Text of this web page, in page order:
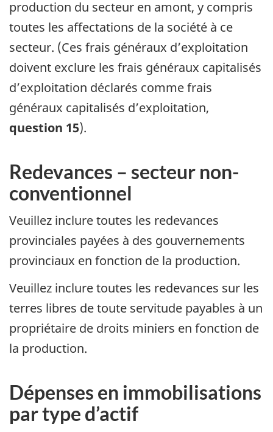
production du secteur en amont, y compris
toutes les affectations de la société à ce
secteur. (Ces frais généraux d’exploitation
doivent exclure les frais généraux capitalisés
d’exploitation déclarés comme frais
généraux capitalisés d’exploitation,
question 15).
Redevances – secteur non-
conventionnel
Veuillez inclure toutes les redevances
provinciales payées à des gouvernements
provinciaux en fonction de la production.
Veuillez inclure toutes les redevances sur les
terres libres de toute servitude payables à un
propriétaire de droits miniers en fonction de
la production.
Dépenses en immobilisations
par type d’actif